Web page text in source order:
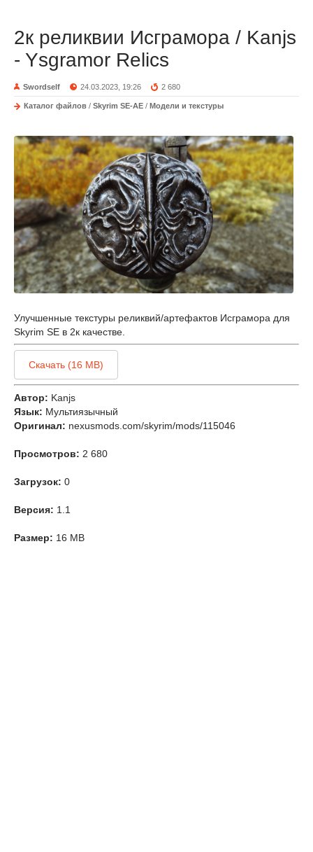
2к реликвии Исграмора / Kanjs
- Ysgramor Relics
Swordself 24.03.2023, 19:26 2 680
Каталог файлов / Skyrim SE-AE / Модели и текстуры
Улучшенные текстуры реликвий/артефактов Исграмора для
Skyrim SE в 2к качестве.
Скачать (16 MB)
Автор: Kanjs
Язык: Мультиязычный
Оригинал: nexusmods.com/skyrim/mods/115046
Просмотров: 2 680
Загрузок: 0
Версия: 1.1
Размер: 16 MB